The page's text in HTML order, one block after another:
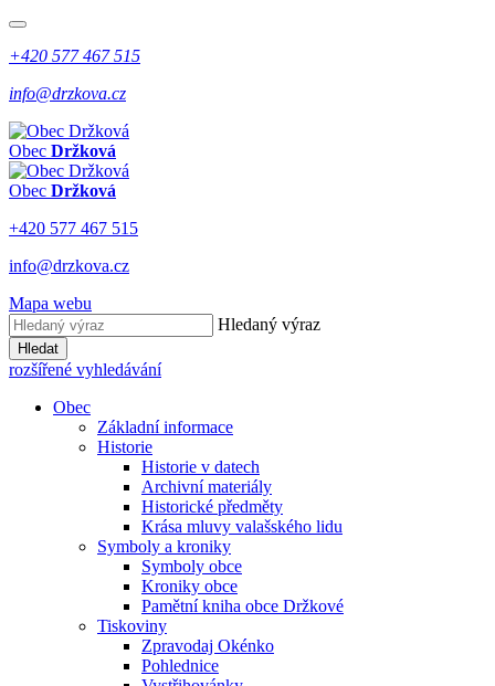
+420 577 467 515
info@drzkova.cz
Obec Držková
Obec Držková
+420 577 467 515
info@drzkova.cz
Mapa webu
Hledaný výraz
Hledat
rozšířené vyhledávání
Obec
Základní informace
Historie
Historie v datech
Archivní materiály
Historické předměty
Krása mluvy valašského lidu
Symboly a kroniky
Symboly obce
Kroniky obce
Pamětní kniha obce Držkové
Tiskoviny
Zpravodaj Okénko
Pohlednice